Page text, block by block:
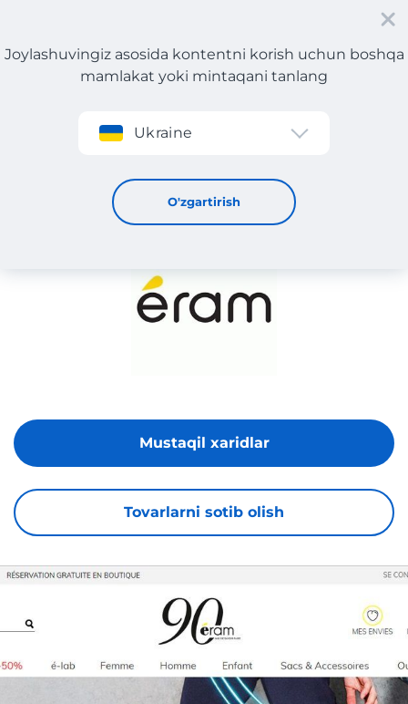
Roʻyxatdan oʻtish
Joylashuvingiz asosida kontentni korish uchun boshqa
mamlakat yoki mintaqani tanlang
Ukraine
O'zgartirish
ERAM
Tovarlarni sotib olish
Mustaqil xaridlar